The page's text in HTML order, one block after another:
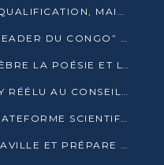
L’AS OTOHO, UN CLUB, UNE QUALIFICATION, MAIS ENCORE DES DOUTES
L’ONG BUTTERFLY SACRÉE “LEADER DU CONGO” AU PRIX D’EXCELLENCE 2025
STIVEN MAGE MAKANGA CÉLÈBRE LA POÉSIE ET L’HUMAIN AVEC SON RECUEIL “HECTARE”
PR. ROGER ARMAND MAKANY RÉÉLU AU CONSEIL DE L’AUF
ÉNERGIE : UNE NOUVELLE PLATEFORME SCIENTIFIQUE POUR LA TRANSITION ÉNERGÉTIQUE EN AFRIQUE CENTRALE
GOZEM DÉBARQUE À BRAZZAVILLE ET PRÉPARE SON ARRIVÉE À POINTE-NOIRE